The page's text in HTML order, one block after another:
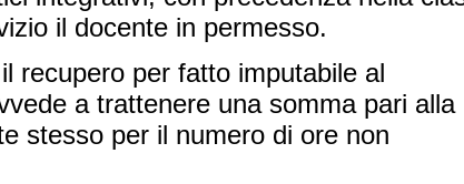
il docente in permesso.
recupero per fatto imputabile al
a trattenere una somma pari alla
stesso per il numero di ore non